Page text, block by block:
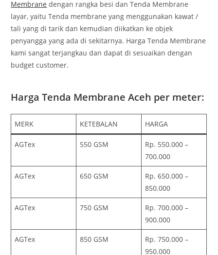
Membrane dengan rangka besi dan Tenda Membrane
layar, yaitu Tenda membrane yang menggunakan kawat /
tali yang di tarik dan kemudian diikatkan ke objek
penyangga yang ada di sekitarnya. Harga Tenda Membrane
kami sangat terjangkau dan dapat di sesuaikan dengan
budget customer.
Harga Tenda Membrane Aceh per meter:
MERK KETEBALAN HARGA
AGTex 550 GSM
Rp. 550.000 –
700.000
AGTex 650 GSM
Rp. 650.000 –
850.000
AGTex 750 GSM
Rp. 700.000 –
900.000
AGTex 850 GSM
Rp. 750.000 –
950.000